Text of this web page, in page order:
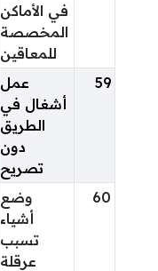
في الأماكن
المخصصة
للمعاقين
59
عمل
أشغال في
الطريق
دون
تصريح
60
وضع
أشياء
تسبب
عرقلة